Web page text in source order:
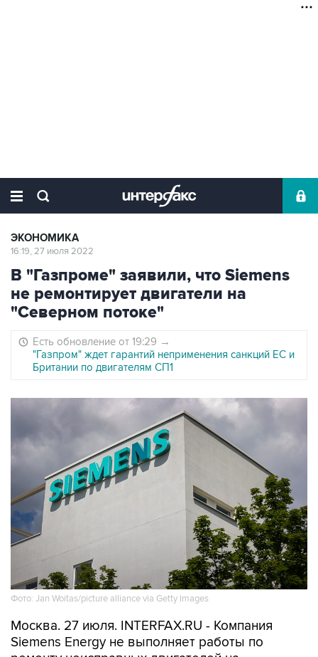
ЭКОНОМИКА
16:19, 27 июля 2022
В "Газпроме" заявили, что Siemens
не ремонтирует двигатели на
"Северном потоке"
Есть обновление от 19:29 →
"Газпром" ждет гарантий неприменения санкций ЕС и
Британии по двигателям СП1
Фото: Jan Woitas/picture alliance via Getty Images
Москва. 27 июля. INTERFAX.RU - Компания
Siemens Energy не выполняет работы по